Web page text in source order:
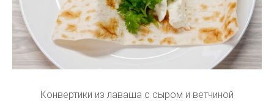
Конвертики из лаваша с сыром и ветчиной